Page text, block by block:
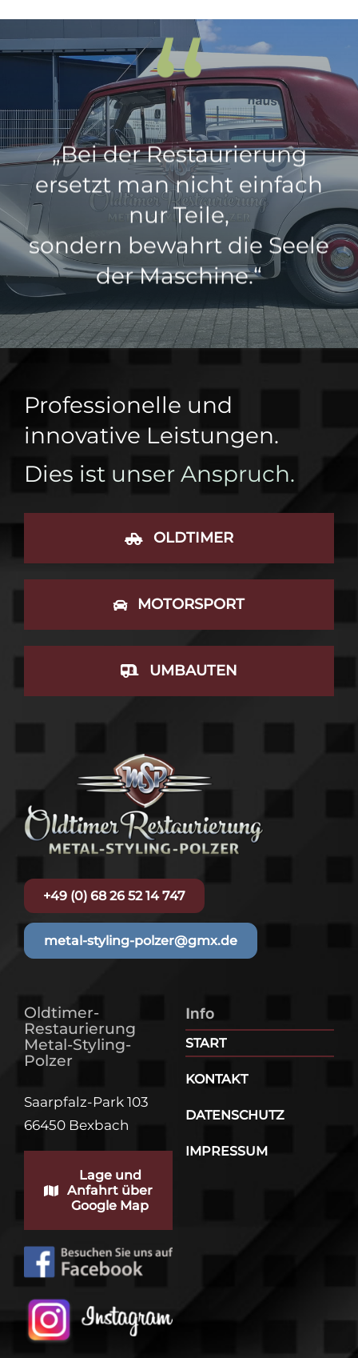
“
„Bei der Restaurierung
ersetzt man nicht einfach
nur Teile,
sondern bewahrt die Seele
der Maschine.“
Professionelle und
innovative Leistungen.
Dies ist unser Anspruch.
OLDTIMER
MOTORSPORT
UMBAUTEN
+49 (0) 68 26 52 14 747
metal-styling-polzer@gmx.de
Oldtimer-
Restaurierung
Metal-Styling-
Polzer
Saarpfalz-Park 103
66450 Bexbach
Lage und
Anfahrt über
Google Map
Info
START
KONTAKT
DATENSCHUTZ
IMPRESSUM